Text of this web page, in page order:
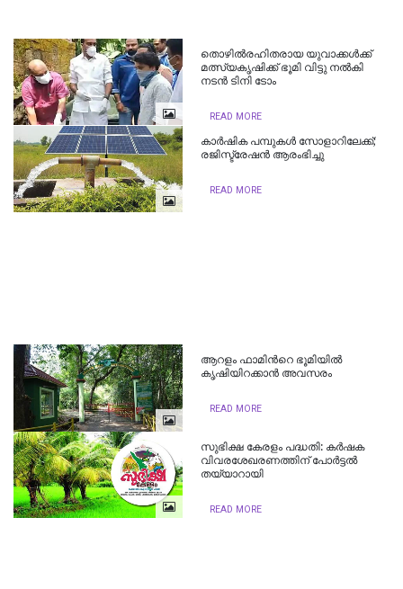
തൊഴിൽരഹിതരായ യുവാക്കൾക്ക്‌
മത്സ്യകൃഷിക്ക് ഭൂമി വിട്ടു നൽകി
നടൻ ടിനി ടോം
READ MORE
കാർഷിക പമ്പുകൾ സോളാറിലേക്ക്;
രജിസ്ട്രേഷൻ ആരംഭിച്ചു
READ MORE
ആറളം ഫാമിന്‍റെ ഭൂമിയില്‍
കൃഷിയിറക്കാൻ അവസരം
READ MORE
സുഭിക്ഷ കേരളം പദ്ധതി: കർഷക
വിവരശേഖരണത്തിന് പോർട്ടൽ
തയ്യാറായി
READ MORE